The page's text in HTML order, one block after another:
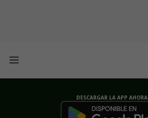
DESCARGAR LA APP AHORA